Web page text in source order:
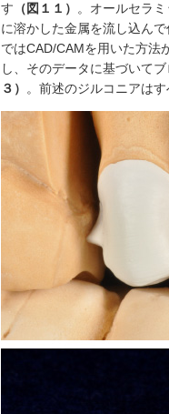
す （図１１）
。オールセラ
に溶かした金属を流し込ん
ではCAD/CAMを用いた方法
し、そのデータに基づいて
３）
。前述のジルコニアは